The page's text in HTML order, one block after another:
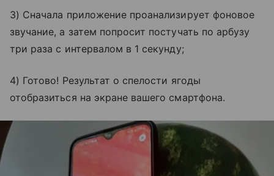
3) Сначала приложение проанализирует фоновое
звучание, а затем попросит постучать по арбузу
три раза с интервалом в 1 секунду;
4) Готово! Результат о спелости ягоды
отобразиться на экране вашего смартфона.